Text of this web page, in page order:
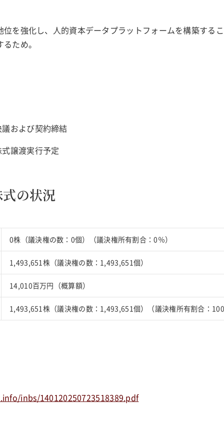
を強化し、人的資本データプラットフォームを構築する
ため。
および契約締結
譲渡実行予定
の状況
0株（議決権の数：0個）（議決権所有割合：0％）
1,493,651株（議決権の数：1,493,651個）
14,010百万円（概算額）
1,493,651株（議決権の数：1,493,651個）（議決権所有割合：
inbs/140120250723518389.pdf